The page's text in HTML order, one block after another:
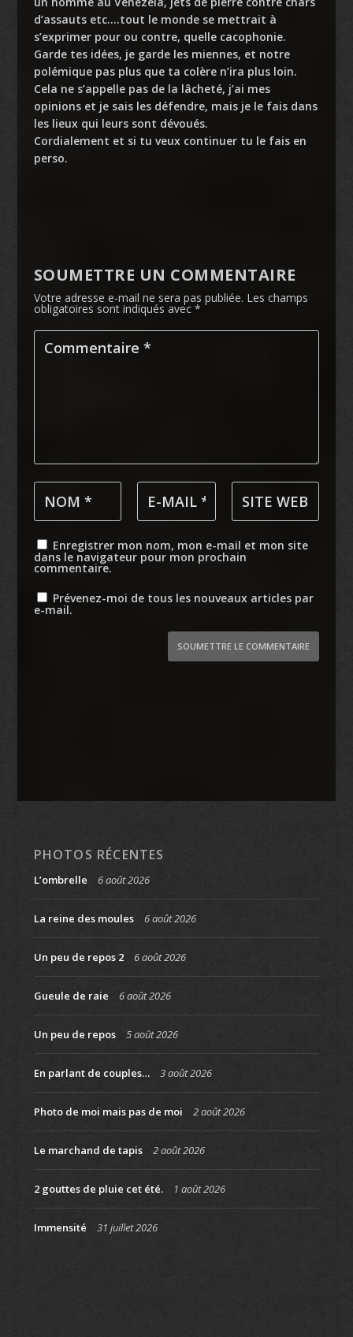
d’assauts etc….tout le monde se mettrait à
s’exprimer pour ou contre, quelle cacophonie.
Garde tes idées, je garde les miennes, et notre
polémique pas plus que ta colère n’ira plus loin.
Cela ne s’appelle pas de la lâcheté, j’ai mes
opinions et je sais les défendre, mais je le fais dans
les lieux qui leurs sont dévoués.
Cordialement et si tu veux continuer tu le fais en
perso.
SOUMETTRE UN COMMENTAIRE
Votre adresse e-mail ne sera pas publiée. Les champs
obligatoires sont indiqués avec *
Enregistrer mon nom, mon e-mail et mon site
dans le navigateur pour mon prochain
commentaire.
Prévenez-moi de tous les nouveaux articles par
e-mail.
SOUMETTRE LE COMMENTAIRE
PHOTOS RÉCENTES
L’ombrelle 6 août 2026
La reine des moules 6 août 2026
Un peu de repos 2 6 août 2026
Gueule de raie 6 août 2026
Un peu de repos 5 août 2026
En parlant de couples… 3 août 2026
Photo de moi mais pas de moi 2 août 2026
Le marchand de tapis 2 août 2026
2 gouttes de pluie cet été. 1 août 2026
Immensité 31 juillet 2026